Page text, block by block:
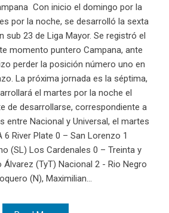
Con inicio el domingo por la
por la noche, se desarrolló la sexta
sub 23 de Liga Mayor. Se registró el
momento puntero Campana, ante
perder la posición número uno en
La próxima jornada es la séptima,
el martes por la noche el
de desarrollarse, correspondiente a
entre Nacional y Universal, el martes
River Plate 0 – San Lorenzo 1
(SL) Los Cardenales 0 – Treinta y
Álvarez (TyT) Nacional 2 - Rio Negro
(N), Maximilian...